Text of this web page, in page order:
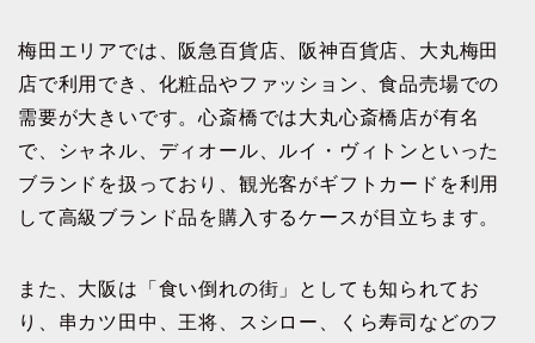
梅田エリアでは、阪急百貨店、阪神百貨店、大丸梅田
店で利用でき、化粧品やファッション、食品売場での
需要が大きいです。心斎橋では大丸心斎橋店が有名
で、シャネル、ディオール、ルイ・ヴィトンといった
ブランドを扱っており、観光客がギフトカードを利用
して高級ブランド品を購入するケースが目立ちます。
また、大阪は「食い倒れの街」としても知られてお
り、串カツ田中、王将、スシロー、くら寿司などのフ